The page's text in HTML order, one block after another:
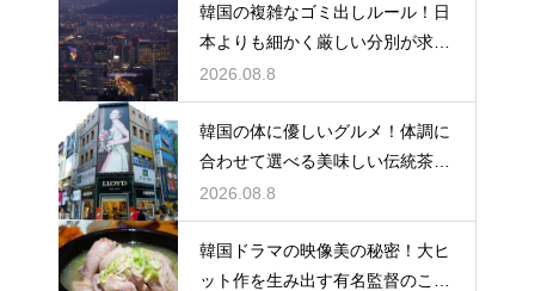
韓国の複雑なゴミ出しルール！日
本よりも細かく厳しい分別が求め
られる理由
2026.08.8
韓国の体に優しいグルメ！体調に
合わせて選べる美味しい伝統茶の
驚きの効能
2026.08.8
韓国ドラマの映像美の秘密！大ヒ
ット作を生み出す有名監督のこだ